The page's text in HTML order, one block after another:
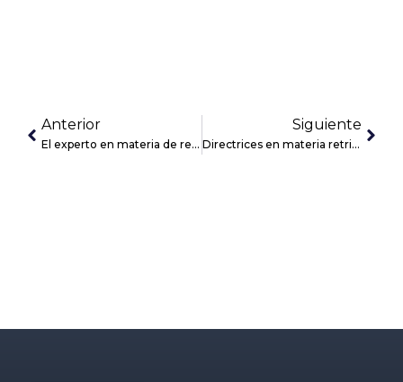
Anterior
El experto en materia de reestructuración en la nueva Ley Concursal
Siguiente
Directrices en materia retributiva para 2023